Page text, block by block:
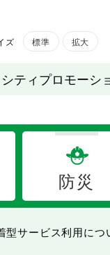
ズ 標準 拡大
シティプロモーシ
防災
型サービス利用につ